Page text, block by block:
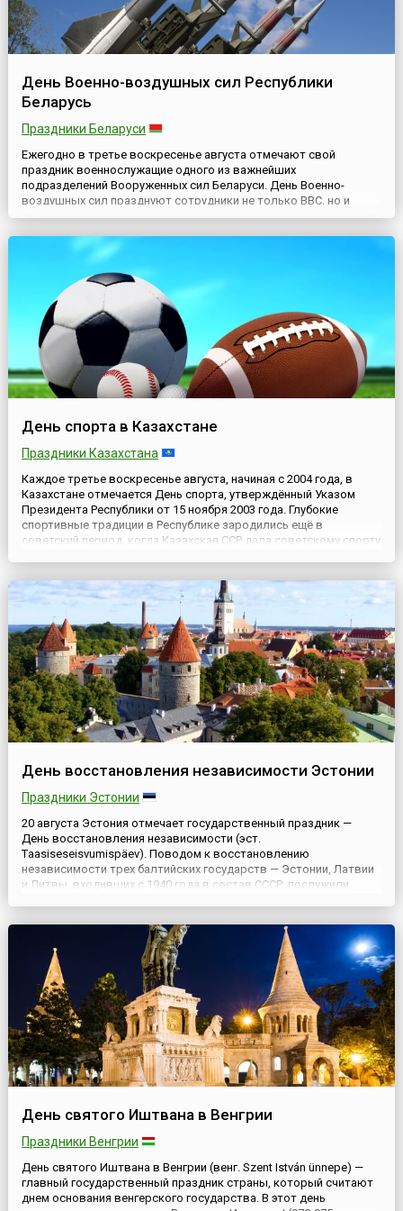
День Военно-воздушных сил Республики
Беларусь
Праздники Беларуси
Ежегодно в третье воскресенье августа отмечают свой
праздник военнослужащие одного из важнейших
подразделений Вооруженных сил Беларуси. День Военно-
воздушных сил празднуют сотрудники не только ВВС, но и
войск противовоздушной обороны Республики. Этот обычай
подразделение, цель которого — защищать населенные пункты
и военные базы Республики о...
День спорта в Казахстане
Праздники Казахстана
Каждое третье воскресенье августа, начиная с 2004 года, в
Казахстане отмечается День спорта, утверждённый Указом
Президента Республики от 15 ноября 2003 года. Глубокие
спортивные традиции в Республике зародились ещё в
советский период, когда Казахская ССР дала советскому спорту
когда к...
День восстановления независимости Эстонии
Праздники Эстонии
20 августа Эстония отмечает государственный праздник —
День восстановления независимости (эст.
Тaasiseseisvumispäev). Поводом к восстановлению
независимости трех балтийских государств — Эстонии, Латвии
и Литвы, входивших с 1940 года в состав СССР, послужили
1991 года Верховный Сове...
День святого Иштвана в Венгрии
Праздники Венгрии
День святого Иштвана в Венгрии (венг. Szent István ünnepe) —
главный государственный праздник страны, который считают
днем основания венгерского государства. В этот день